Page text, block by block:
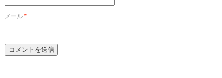
メール *